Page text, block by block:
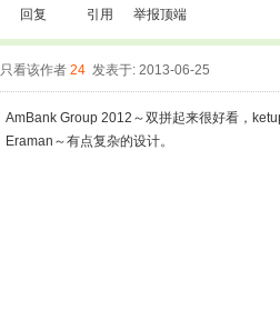
回复 引用 举报顶端
只看该作者 24 发表于: 2013-06-25
AmBank Group 2012～双拼起来很好看，
Eraman～有点复杂的设计。